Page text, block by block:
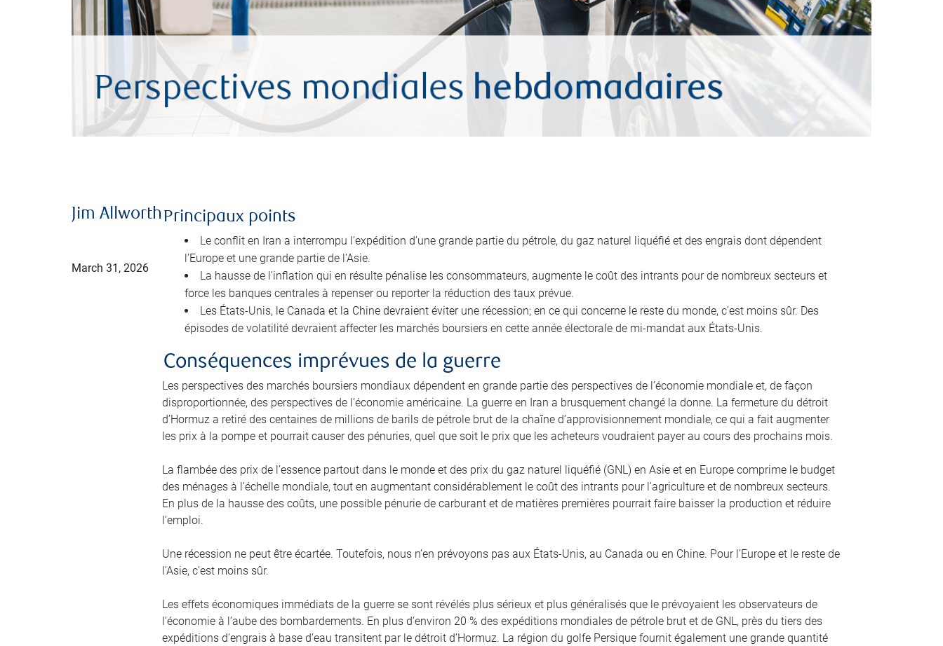
Jim Allworth
March 31, 2026
Principaux points
Le conflit en Iran a interrompu l’expédition d’une grande partie du pétrole, du gaz naturel liquéfié et des engrais dont dépendent
l’Europe et une grande partie de l’Asie.
La hausse de l’inflation qui en résulte pénalise les consommateurs, augmente le coût des intrants pour de nombreux secteurs et
force les banques centrales à repenser ou reporter la réduction des taux prévue.
Les États-Unis, le Canada et la Chine devraient éviter une récession; en ce qui concerne le reste du monde, c’est moins sûr. Des
épisodes de volatilité devraient affecter les marchés boursiers en cette année électorale de mi-mandat aux États-Unis.
Conséquences imprévues de la guerre
Les perspectives des marchés boursiers mondiaux dépendent en grande partie des perspectives de l’économie mondiale et, de façon
disproportionnée, des perspectives de l’économie américaine. La guerre en Iran a brusquement changé la donne. La fermeture du détroit
d’Hormuz a retiré des centaines de millions de barils de pétrole brut de la chaîne d’approvisionnement mondiale, ce qui a fait augmenter
les prix à la pompe et pourrait causer des pénuries, quel que soit le prix que les acheteurs voudraient payer au cours des prochains mois.
La flambée des prix de l’essence partout dans le monde et des prix du gaz naturel liquéfié (GNL) en Asie et en Europe comprime le budget
des ménages à l’échelle mondiale, tout en augmentant considérablement le coût des intrants pour l’agriculture et de nombreux secteurs.
En plus de la hausse des coûts, une possible pénurie de carburant et de matières premières pourrait faire baisser la production et réduire
l’emploi.
Une récession ne peut être écartée. Toutefois, nous n’en prévoyons pas aux États‑Unis, au Canada ou en Chine. Pour l’Europe et le reste de
l’Asie, c’est moins sûr.
Les effets économiques immédiats de la guerre se sont révélés plus sérieux et plus généralisés que le prévoyaient les observateurs de
l’économie à l’aube des bombardements. En plus d’environ 20 % des expéditions mondiales de pétrole brut et de GNL, près du tiers des
expéditions d’engrais à base d’eau transitent par le détroit d’Hormuz. La région du golfe Persique fournit également une grande quantité